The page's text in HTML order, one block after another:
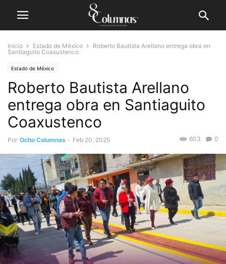
Inicio Estado de México
Roberto Bautista Arellano entrega obra en
Santiaguito Coaxustenco
Estado de México
Roberto Bautista Arellano
entrega obra en Santiaguito
Coaxustenco
Por Ocho Columnas - Feb 20, 2025 0
603